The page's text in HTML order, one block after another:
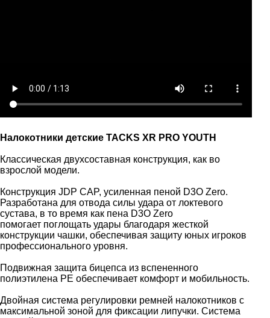
Налокотники детские TACKS XR PRO YOUTH
Классическая двухсоставная конструкция, как во
взрослой модели.
Конструкция JDP CAP, усиленная пеной D3O Zero.
Разработана для отвода силы удара от локтевого
сустава, в то время как пена D3O Zero
помогает поглощать удары благодаря жесткой
конструкции чашки, обеспечивая защиту юных игроков
профессионального уровня.
Подвижная защита бицепса из вспененного
полиэтилена РЕ обеспечивает комфорт и мобильность.
Двойная система регулировки ремней налокотников с
максимальной зоной для фиксации липучки. Система